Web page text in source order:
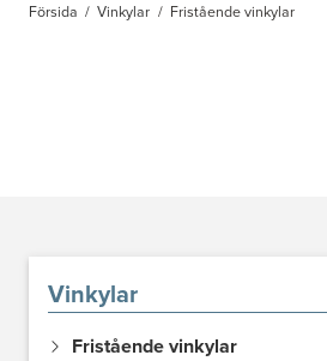
Köksfläktar Kyl och Frys
Försida Vinkylar Fristående vinkylar
Vinkylar
Fristående vinkylar